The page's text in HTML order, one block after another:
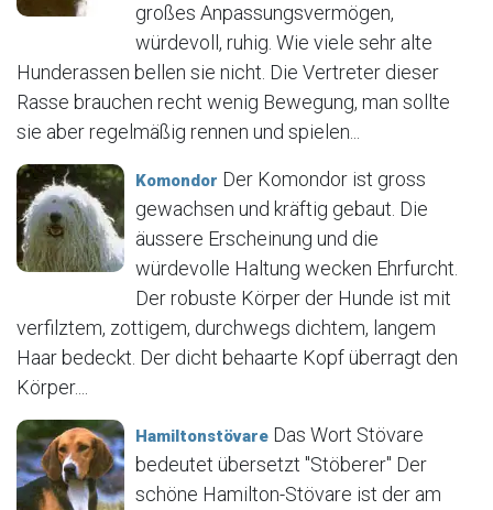
großes Anpassungsvermögen,
würdevoll, ruhig. Wie viele sehr alte
Hunderassen bellen sie nicht. Die Vertreter dieser
Rasse brauchen recht wenig Bewegung, man sollte
sie aber regelmäßig rennen und spielen...
Komondor Der Komondor ist gross
gewachsen und kräftig gebaut. Die
äussere Erscheinung und die
würdevolle Haltung wecken Ehrfurcht.
Der robuste Körper der Hunde ist mit
verfilztem, zottigem, durchwegs dichtem, langem
Haar bedeckt. Der dicht behaarte Kopf überragt den
Körper....
Hamiltonstövare Das Wort Stövare
bedeutet übersetzt "Stöberer" Der
schöne Hamilton-Stövare ist der am